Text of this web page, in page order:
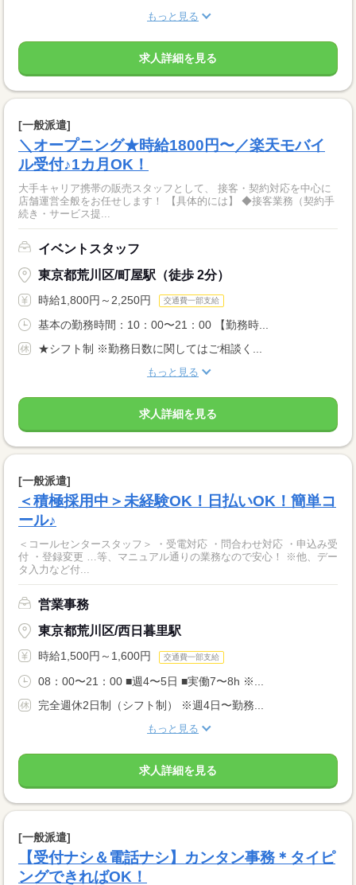
もっと見る
求人詳細を見る
[一般派遣]
＼オープニング★時給1800円〜／楽天モバイ
ル受付♪1カ月OK！
大手キャリア携帯の販売スタッフとして、 接客・契約対応を中心に
店舗運営全般をお任せします！ 【具体的には】 ◆接客業務（契約手
続き・サービス提...
イベントスタッフ
東京都荒川区/町屋駅（徒歩 2分）
時給1,800円～2,250円 交通費一部支給
基本の勤務時間：10：00〜21：00 【勤務時...
★シフト制 ※勤務日数に関してはご相談く...
もっと見る
求人詳細を見る
[一般派遣]
＜積極採用中＞未経験OK！日払いOK！簡単コ
ール♪
＜コールセンタースタッフ＞ ・受電対応 ・問合わせ対応 ・申込み受
付 ・登録変更 …等、マニュアル通りの業務なので安心！ ※他、デー
タ入力など付...
営業事務
東京都荒川区/西日暮里駅
時給1,500円～1,600円 交通費一部支給
08：00〜21：00 ■週4〜5日 ■実働7〜8h ※...
完全週休2日制（シフト制） ※週4日〜勤務...
もっと見る
求人詳細を見る
[一般派遣]
【受付ナシ＆電話ナシ】カンタン事務＊タイピ
ングできればOK！